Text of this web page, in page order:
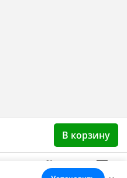
В корзину